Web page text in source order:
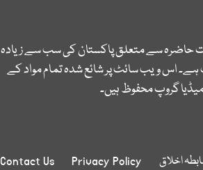
حاضرہ سے متعلق پاکستان کی سب سے زیادہ
اس ویب سائٹ پر شائع شدہ تمام مواد کے
گروپ محفوظ ہیں۔
اخلاق Privacy Policy
Contact Us